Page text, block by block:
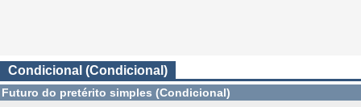
Condicional (Condicional)
Futuro do pretérito simples (Condicional)